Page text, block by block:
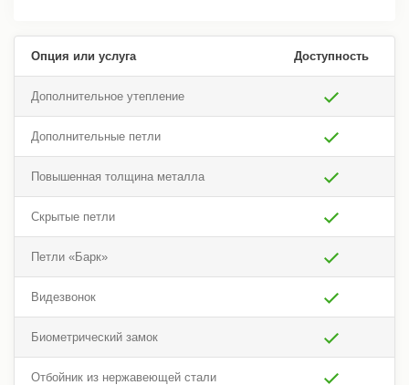
Опция или услуга Доступность
Дополнительное утепление
Дополнительные петли
Повышенная толщина металла
Скрытые петли
Петли «Барк»
Видезвонок
Биометрический замок
Отбойник из нержавеющей стали